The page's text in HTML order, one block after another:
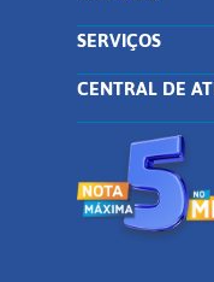
SERVIÇOS
CENTRAL DE